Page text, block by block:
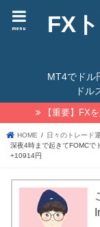
FX
MT4でドル
ドル
menu
【重要】FX
HOME
日々のトレード
深夜4時まで起きてFOMCで
+10914円